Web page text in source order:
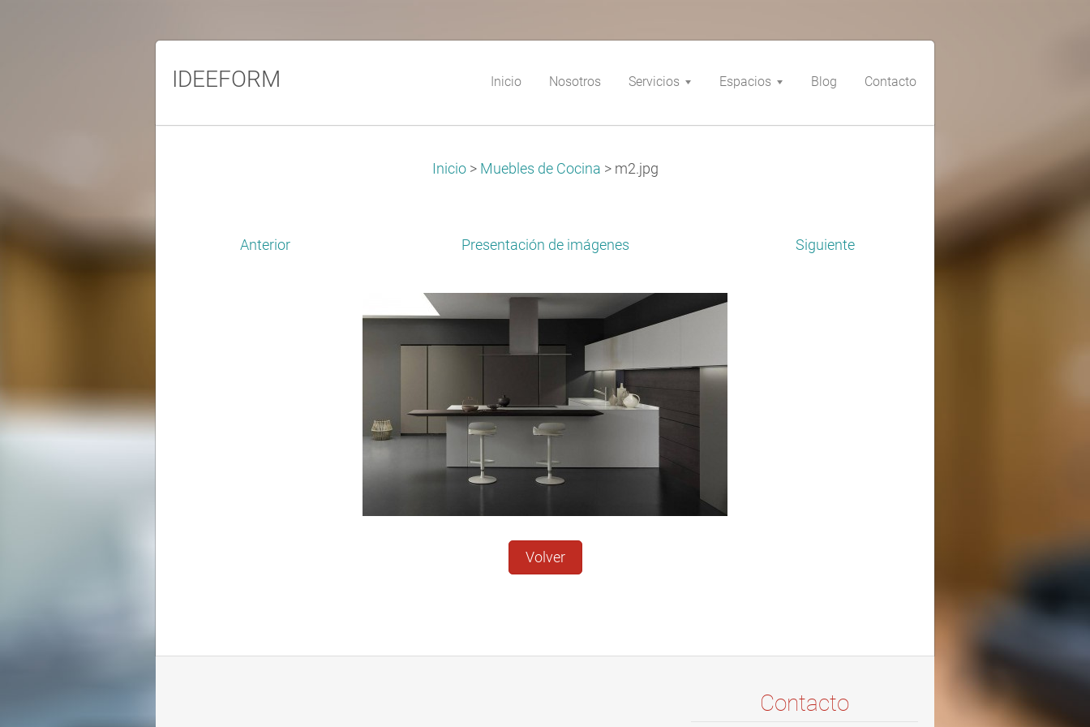
IDEEFORM Inicio Nosotros Servicios Espacios Blog Contacto
Inicio > Muebles de Cocina > m2.jpg
Anterior Presentación de imágenes Siguiente
Volver
Contacto